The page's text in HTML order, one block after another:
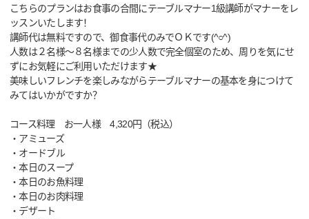
こちらのプランはお食事の合間にテーブルマナー1級講師がマナーをレ
ッスンいたします！
講師代は無料ですので、御食事代のみでＯＫです(^○^)
人数は２名様～８名様までの少人数で完全個室のため、周りを気にせ
ずにお気軽にご利用いただけます★
美味しいフレンチを楽しみながらテーブルマナーの基本を身につけて
みてはいかがですか？
コース料理 お一人様 4,320円（税込）
・アミューズ
・オードブル
・本日のスープ
・本日のお魚料理
・本日のお肉料理
・デザート